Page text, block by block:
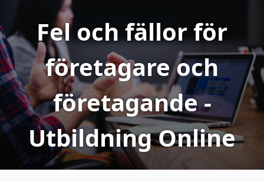
Fel och fällor för
företagare och
företagande -
Utbildning Online